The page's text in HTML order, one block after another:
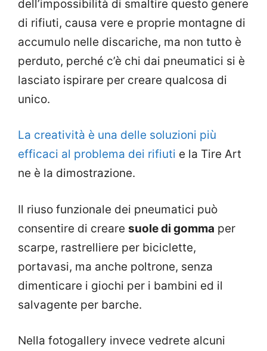
dell’impossibilità di smaltire questo genere
di rifiuti, causa vere e proprie montagne di
accumulo nelle discariche, ma non tutto è
perduto, perché c’è chi dai pneumatici si è
lasciato ispirare per creare qualcosa di
unico.
La creatività è una delle soluzioni più
efficaci al problema dei rifiuti e la Tire Art
ne è la dimostrazione.
Il riuso funzionale dei pneumatici può
consentire di creare suole di gomma per
scarpe, rastrelliere per biciclette,
portavasi, ma anche poltrone, senza
dimenticare i giochi per i bambini ed il
salvagente per barche.
Nella fotogallery invece vedrete alcuni